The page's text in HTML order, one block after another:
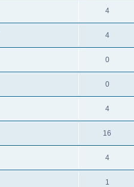
4
4
0
0
4
16
4
1